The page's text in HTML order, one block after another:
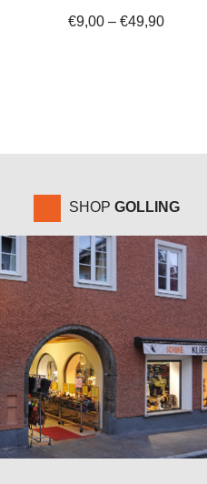
€9,00 –€49,90
SHOP GOLLING